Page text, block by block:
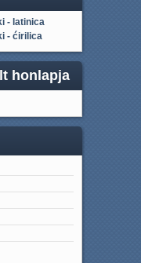
- latinica
- ćirilica
honlapja